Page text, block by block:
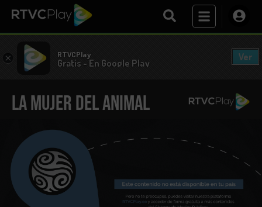
× RTVCPlay
Gratis - En Google Play
Ver
La mujer del animal